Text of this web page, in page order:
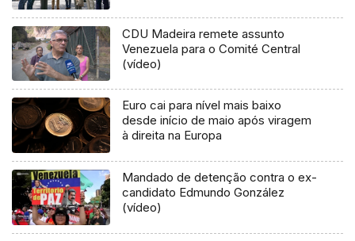
CDU Madeira remete assunto
Venezuela para o Comité Central
(vídeo)
Euro cai para nível mais baixo
desde início de maio após viragem
à direita na Europa
Mandado de detenção contra o ex-
candidato Edmundo González
(vídeo)